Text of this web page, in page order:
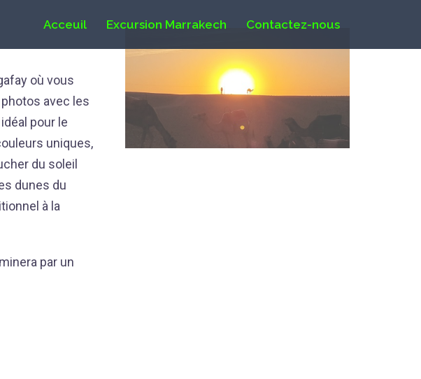
Acceuil Excursion Marrakech Contactez-nous
où vous
avec les
pour le
uniques,
du soleil
dunes du
à la
par un